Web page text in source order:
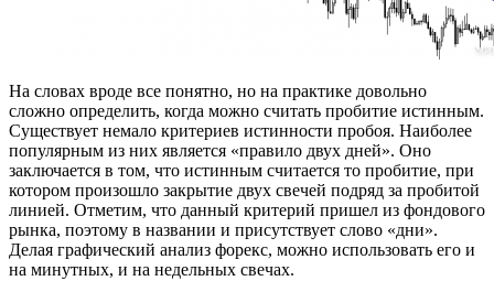
На словах вроде все понятно, но на практике довольно
сложно определить, когда можно считать пробитие истинным.
Существует немало критериев истинности пробоя. Наиболее
популярным из них является «правило двух дней». Оно
заключается в том, что истинным считается то пробитие, при
котором произошло закрытие двух свечей подряд за пробитой
линией. Отметим, что данный критерий пришел из фондового
рынка, поэтому в названии и присутствует слово «дни».
Делая графический анализ форекс, можно использовать его и
на минутных, и на недельных свечах.